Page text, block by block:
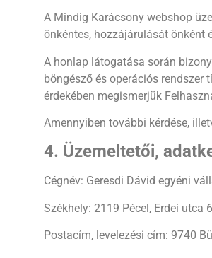
❄
❄
❄
❄
A Mindig Karácsony webshop
önkéntes, hozzájárulását önként
A honlap látogatása során
böngésző és operációs
érdekében megismerjük
Amennyiben további kérdése,
4. Üzemeltetői,
Cégnév: Geresdi Dávid egyéni
Székhely: 2119 Pécel, Erdei utca
Postacím, levelezési cím: 9740